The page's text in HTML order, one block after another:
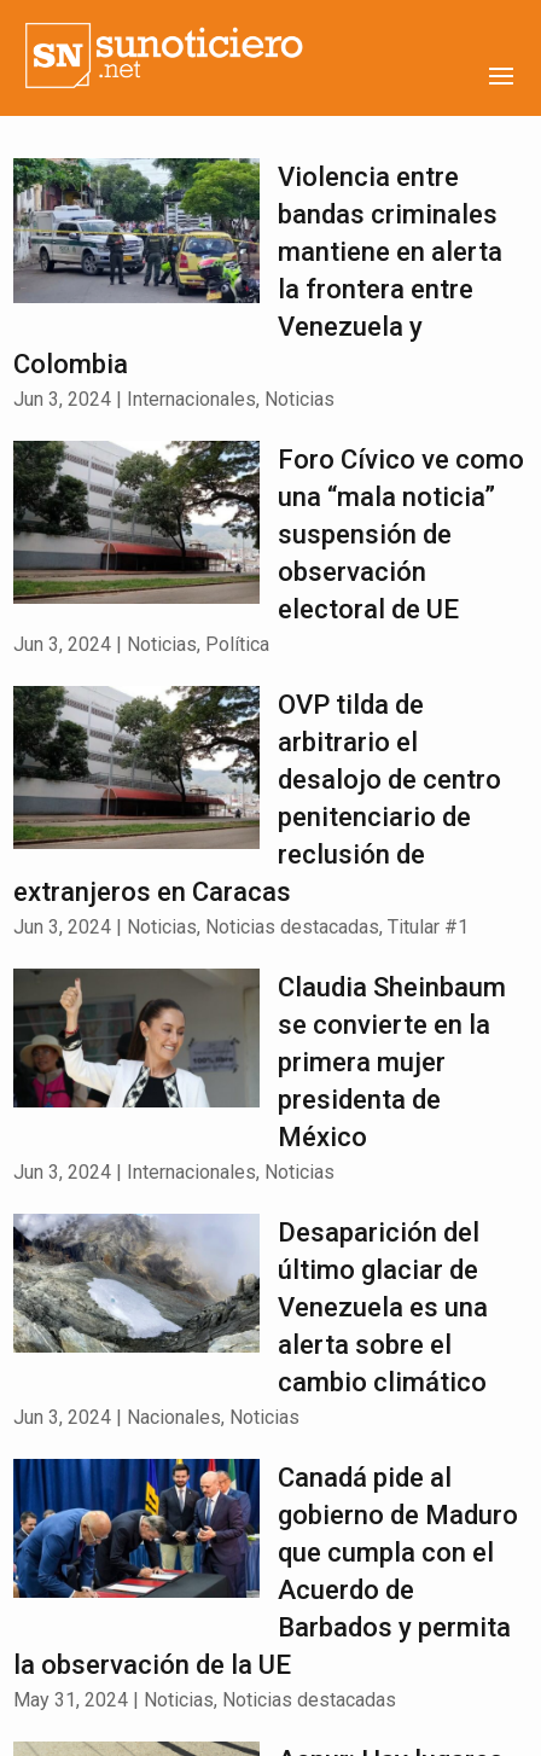
Violencia entre
bandas criminales
mantiene en alerta
la frontera entre
Venezuela y
Colombia
Jun 3, 2024 | Internacionales, Noticias
Foro Cívico ve como
una “mala noticia”
suspensión de
observación
electoral de UE
Jun 3, 2024 | Noticias, Política
OVP tilda de
arbitrario el
desalojo de centro
penitenciario de
reclusión de
extranjeros en Caracas
Jun 3, 2024 | Noticias, Noticias destacadas,Titular #1
Claudia Sheinbaum
se convierte en la
primera mujer
presidenta de
México
Jun 3, 2024 | Internacionales, Noticias
Desaparición del
último glaciar de
Venezuela es una
alerta sobre el
cambio climático
Jun 3, 2024 | Nacionales, Noticias
Canadá pide al
gobierno de Maduro
que cumpla con el
Acuerdo de
Barbados y permita
la observación de la UE
May 31, 2024 | Noticias, Noticias destacadas